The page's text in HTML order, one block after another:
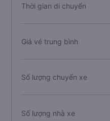
Thời gian di chuyển
Giá vé trung bình
Số lượng chuyến xe
Số lượng nhà xe